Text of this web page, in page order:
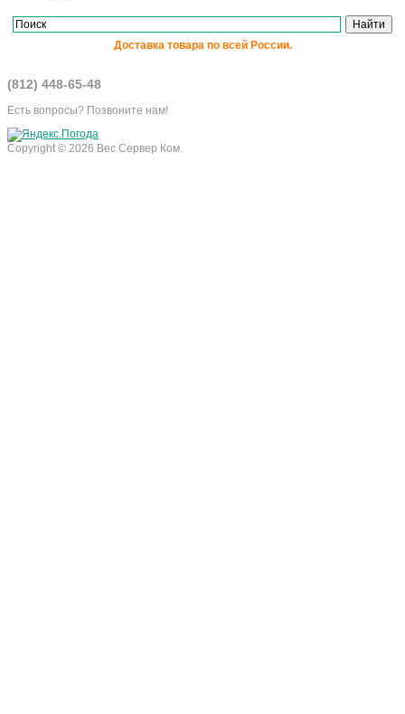
Доставка товара по всей России.
(812) 448-65-48
Есть вопросы? Позвоните нам!
Copyright © 2026 Вес Сервер Ком.